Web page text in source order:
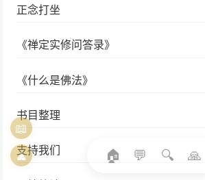
正念打坐
《禅定实修问答录》
《什么是佛法》
书目整理
支持我们 🏠 💬 🔍 🙏
📖
🧘